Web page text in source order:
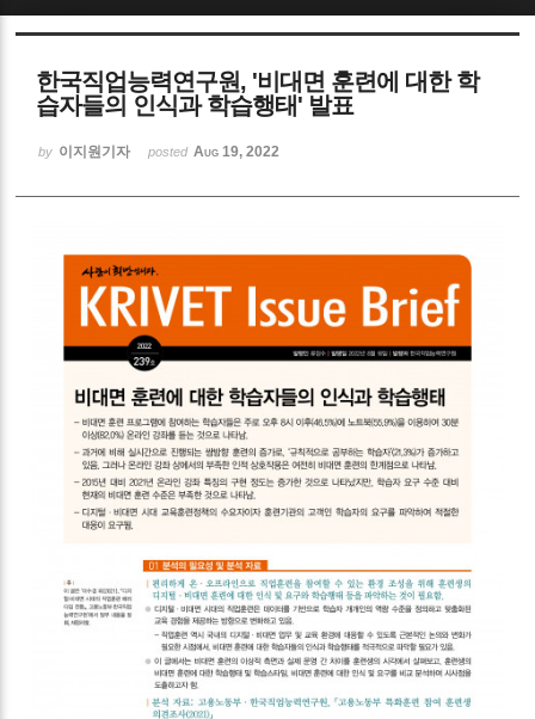
한국직업능력연구원, '비대면 훈련에 대한 학
습자들의 인식과 학습행태' 발표
by 이지원기자 posted Aug 19, 2022
Sketchbook5, 스케치북5
Sketchbook5, 스케치북5